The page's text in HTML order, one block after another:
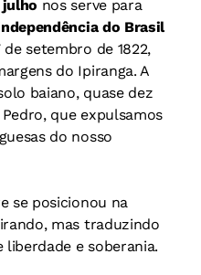
nos serve para
do Brasil
setembro de 1822,
do Ipiranga. A
baiano, quase dez
que expulsamos
do nosso
se posicionou na
mas traduzindo
e soberania.